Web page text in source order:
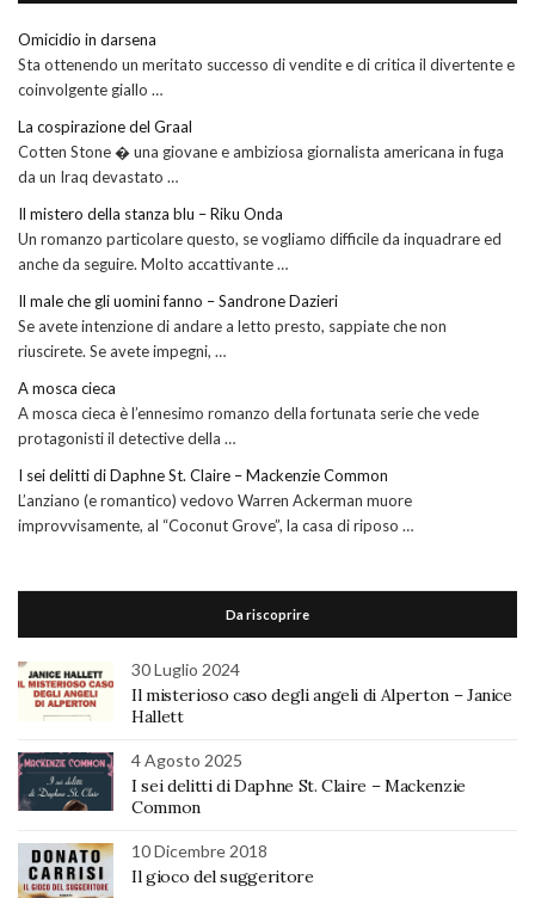
Omicidio in darsena
Sta ottenendo un meritato successo di vendite e di critica il divertente e
coinvolgente giallo …
La cospirazione del Graal
Cotten Stone � una giovane e ambiziosa giornalista americana in fuga
da un Iraq devastato …
Il mistero della stanza blu – Riku Onda
Un romanzo particolare questo, se vogliamo difficile da inquadrare ed
anche da seguire. Molto accattivante …
Il male che gli uomini fanno – Sandrone Dazieri
Se avete intenzione di andare a letto presto, sappiate che non
riuscirete. Se avete impegni, …
A mosca cieca
A mosca cieca è l’ennesimo romanzo della fortunata serie che vede
protagonisti il detective della …
I sei delitti di Daphne St. Claire – Mackenzie Common
L’anziano (e romantico) vedovo Warren Ackerman muore
improvvisamente, al “Coconut Grove”, la casa di riposo …
Da riscoprire
30 Luglio 2024
Il misterioso caso degli angeli di Alperton – Janice
Hallett
4 Agosto 2025
I sei delitti di Daphne St. Claire – Mackenzie
Common
10 Dicembre 2018
Il gioco del suggeritore